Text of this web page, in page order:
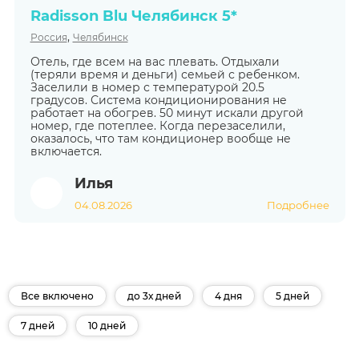
Radisson Blu Челябинск 5*
Россия, Челябинск
Отель, где всем на вас плевать. Отдыхали
(теряли время и деньги) семьей с ребенком.
Заселили в номер с температурой 20.5
градусов. Система кондиционирования не
работает на обогрев. 50 минут искали другой
номер, где потеплее. Когда перезаселили,
оказалось, что там кондиционер вообще не
включается.
Илья
04.08.2026 Подробнее
Все включено до 3х дней 4 дня 5 дней
7 дней 10 дней